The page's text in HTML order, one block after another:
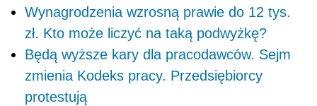
Wynagrodzenia wzrosną prawie do 12 tys.
zł. Kto może liczyć na taką podwyżkę?
Będą wyższe kary dla pracodawców. Sejm
zmienia Kodeks pracy. Przedsiębiorcy
protestują